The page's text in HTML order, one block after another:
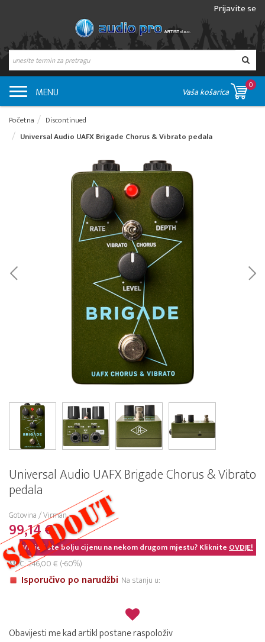
Prijavite se
MENU Vaša košarica
0
Početna
Discontinued
Universal Audio UAFX Brigade Chorus & Vibrato pedala
Universal Audio UAFX Brigade Chorus & Vibrato
pedala
Gotovina / Virman
99,14 €
Vidjeli ste bolju cijenu na nekom drugom mjestu? KlikniteOVDJE!
MPC: 246,00 € (-60%)
Isporučivo po narudžbi Na stanju u:
Obavijesti me kad artikl postane raspoloživ